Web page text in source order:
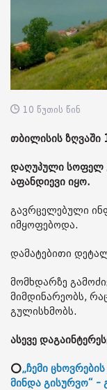
10 წუთის წინ
თბილისის
დაღუპული სოფელ
აფანდიევი იყო.
გავრცელებული
იმყოფებოდა.
დამატებითი
მომხდარზე
მიმდინარეობს,
გულისხმობს.
ასევე
⭕„ჩემი
მინდა გისურვო“ -